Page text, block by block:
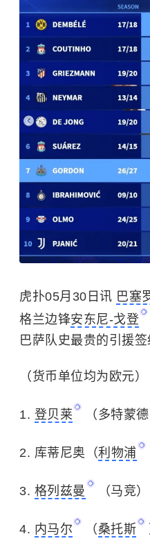
虎扑05月30日讯 巴塞
格兰边锋安东尼-戈登
巴萨队史最贵的引援签
（货币单位均为欧元）
1. 登贝莱 （多特蒙
2. 库蒂尼奥（利物浦
3. 格列兹曼 （马竞
4. 内马尔 （ 桑托斯